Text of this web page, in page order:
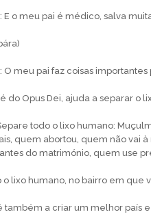
E o meu pai é médico, salva
O meu pai faz coisas importantes
do Opus Dei, ajuda a separar o
todo o lixo humano:
quem abortou, quem não vai
do matrimónio, quem use
o lixo humano, no bairro em que
também a criar um melhor paí­s e